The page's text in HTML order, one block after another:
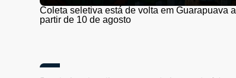
Coleta seletiva está de volta em Guarapuava a
partir de 10 de agosto